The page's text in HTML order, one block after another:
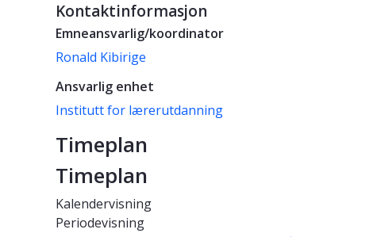
Kontaktinformasjon
Emneansvarlig/koordinator
Ronald Kibirige
Ansvarlig enhet
Institutt for lærerutdanning
Timeplan
Timeplan
Kalendervisning
Periodevisning